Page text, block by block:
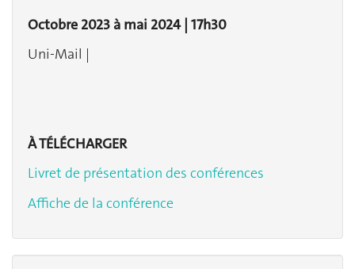
Octobre 2023 à mai 2024 | 17h30
Uni-Mail |
À TÉLÉCHARGER
Livret de présentation des conférences
Affiche de la conférence